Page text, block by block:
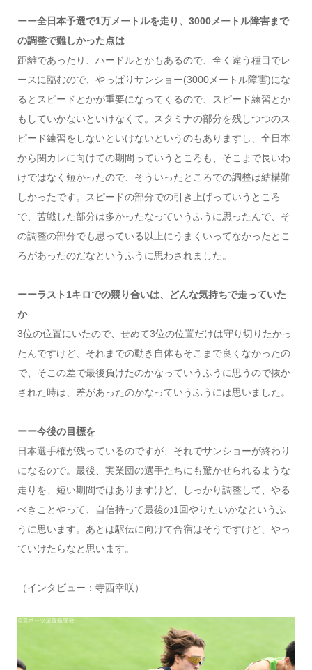
ーー全日本予選で1万メートルを走り、3000メートル障害まで
の調整で難しかった点は
距離であったり、ハードルとかもあるので、全く違う種目でレ
ースに臨むので、やっぱりサンショー(3000メートル障害)にな
るとスピードとかが重要になってくるので、スピード練習とか
もしていかないといけなくて。スタミナの部分を残しつつのス
ピード練習をしないといけないというのもありますし、全日本
から関カレに向けての期間っていうところも、そこまで長いわ
けではなく短かったので、そういったところでの調整は結構難
しかったです。スピードの部分での引き上げっていうところ
で、苦戦した部分は多かったなっていうふうに思ったんで、そ
の調整の部分でも思っている以上にうまくいってなかったとこ
ろがあったのだなというふうに思わされました。
ーーラスト1キロでの競り合いは、どんな気持ちで走っていた
か
3位の位置にいたので、せめて3位の位置だけは守り切りたかっ
たんですけど、それまでの動き自体もそこまで良くなかったの
で、そこの差で最後負けたのかなっていうふうに思うので抜か
された時は、差があったのかなっていうふうには思いました。
ーー今後の目標を
日本選手権が残っているのですが、それでサンショーが終わり
になるので。最後、実業団の選手たちにも驚かせられるような
走りを、短い期間ではありますけど、しっかり調整して、やる
べきことやって、自信持って最後の1回やりたいかなというふ
うに思います。あとは駅伝に向けて合宿はそうですけど、やっ
ていけたらなと思います。
（インタビュー：寺西幸咲）